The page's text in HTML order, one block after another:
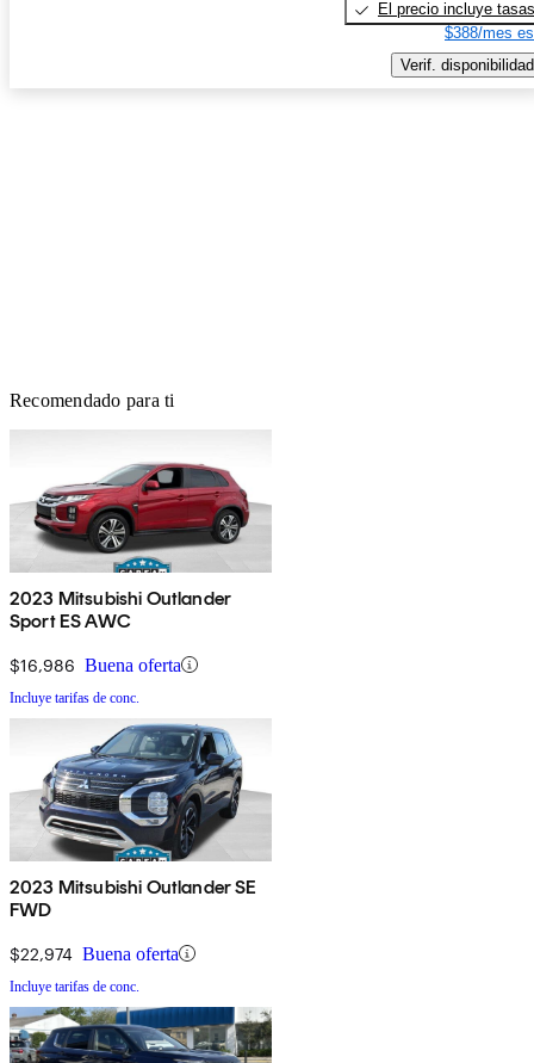
El precio incluye tasas
$388/mes
Verif. disponibilidad
Recomendado para ti
2023 Mitsubishi Outlander
Sport ES AWC
$16,986 Buena oferta
Incluye tarifas de conc.
2023 Mitsubishi Outlander SE
FWD
$22,974 Buena oferta
Incluye tarifas de conc.